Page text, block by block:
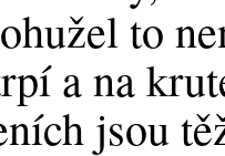
to
a na
jsou